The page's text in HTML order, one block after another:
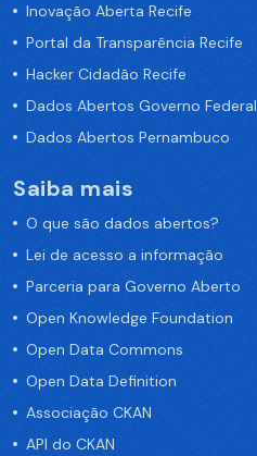
Inovação Aberta Recife
Portal da Transparência Recife
Hacker Cidadão Recife
Dados Abertos Governo Federal
Dados Abertos Pernambuco
Saiba mais
O que são dados abertos?
Lei de acesso a informação
Parceria para Governo Aberto
Open Knowledge Foundation
Open Data Commons
Open Data Definition
Associação CKAN
API do CKAN